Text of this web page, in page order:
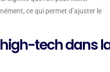
ce qui permet d’ajuster le
high-tech dans